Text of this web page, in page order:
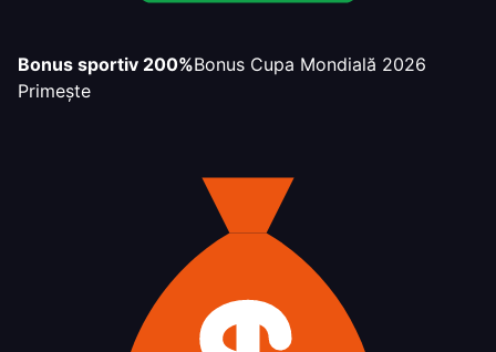
Bonus sportiv 200%Bonus Cupa Mondială 2026
Primește